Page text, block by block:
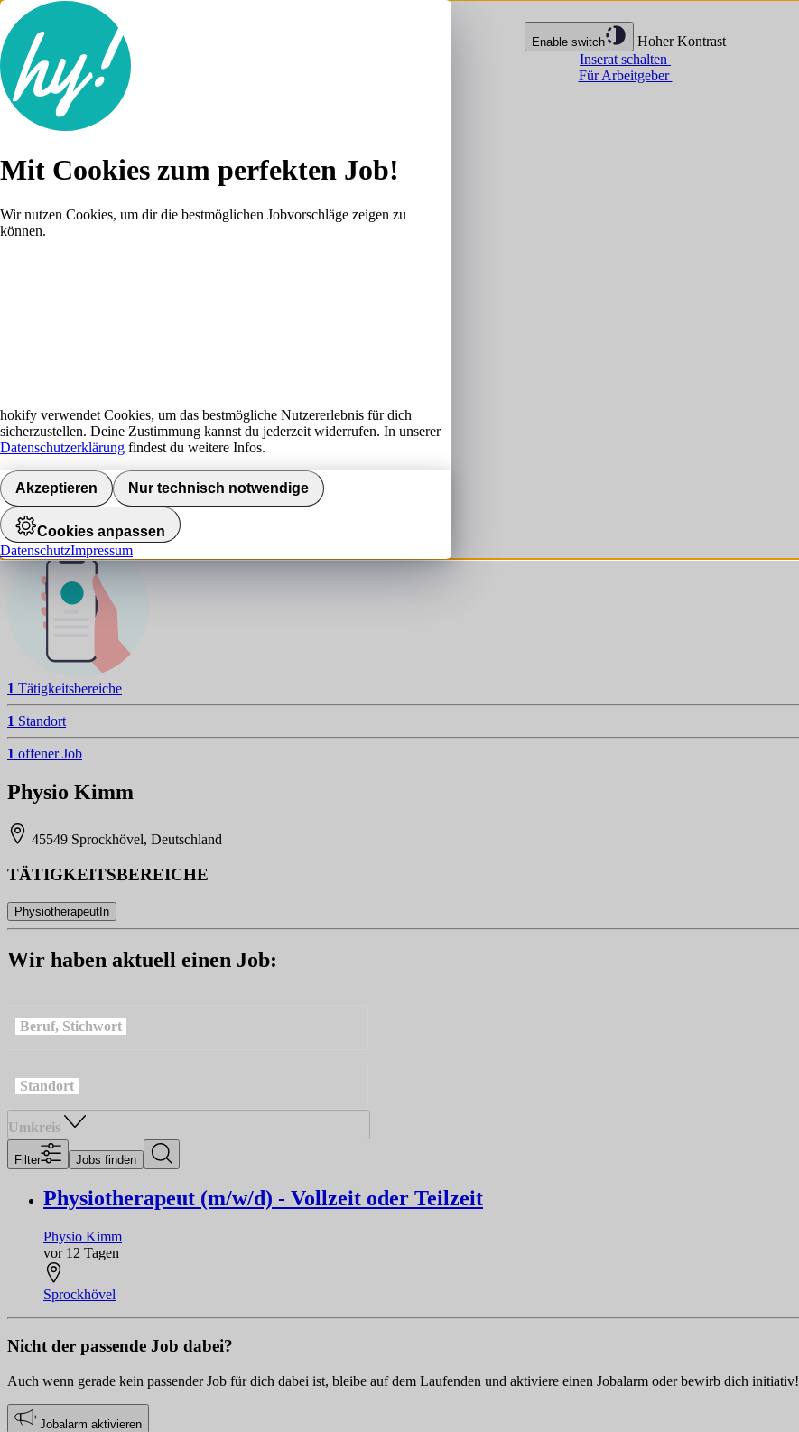
Enable switch
Hoher Kontrast
Inserat schalten
Für Arbeitgeber
Lebenslauf
P
NAVIGATION
Aktuelle Jobs
Standorte
Jobalarm aktivieren
1 Tätigkeitsbereiche
1 Standort
1 offener Job
Physio Kimm
45549 Sprockhövel, Deutschland
TÄTIGKEITSBEREICHE
PhysiotherapeutIn
Wir haben aktuell einen Job:
Beruf, Stichwort
Standort
Umkreis
Filter Jobs finden
Physiotherapeut (m/w/d) - Vollzeit oder Teilzeit
Physio Kimm
vor 12 Tagen
Sprockhövel
Nicht der passende Job dabei?
Auch wenn gerade kein passender Job für dich dabei ist, bleibe auf dem Laufenden und aktiviere einen Jobalarm oder bewirb dich initiativ!
Jobalarm aktivieren
Mit Cookies zum perfekten Job!
Wir nutzen Cookies, um dir die bestmöglichen Jobvorschläge zeigen zu
können.
hokify verwendet Cookies, um das bestmögliche Nutzererlebnis für dich
sicherzustellen. Deine Zustimmung kannst du jederzeit widerrufen. In unserer
Datenschutzerklärung findest du weitere Infos.
Akzeptieren Nur technisch notwendige
Cookies anpassen
DatenschutzImpressum